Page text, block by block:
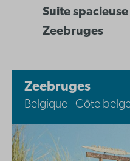
Suite
Zeebruges
Zeebruges
Belgique - Côte